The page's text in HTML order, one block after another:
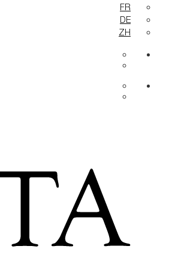
FR
DE
ZH